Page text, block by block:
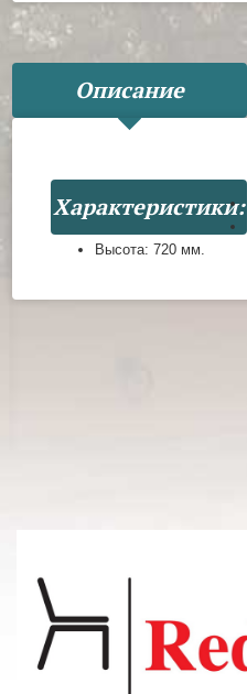
Описание
Характеристики:
Высота:720 мм.